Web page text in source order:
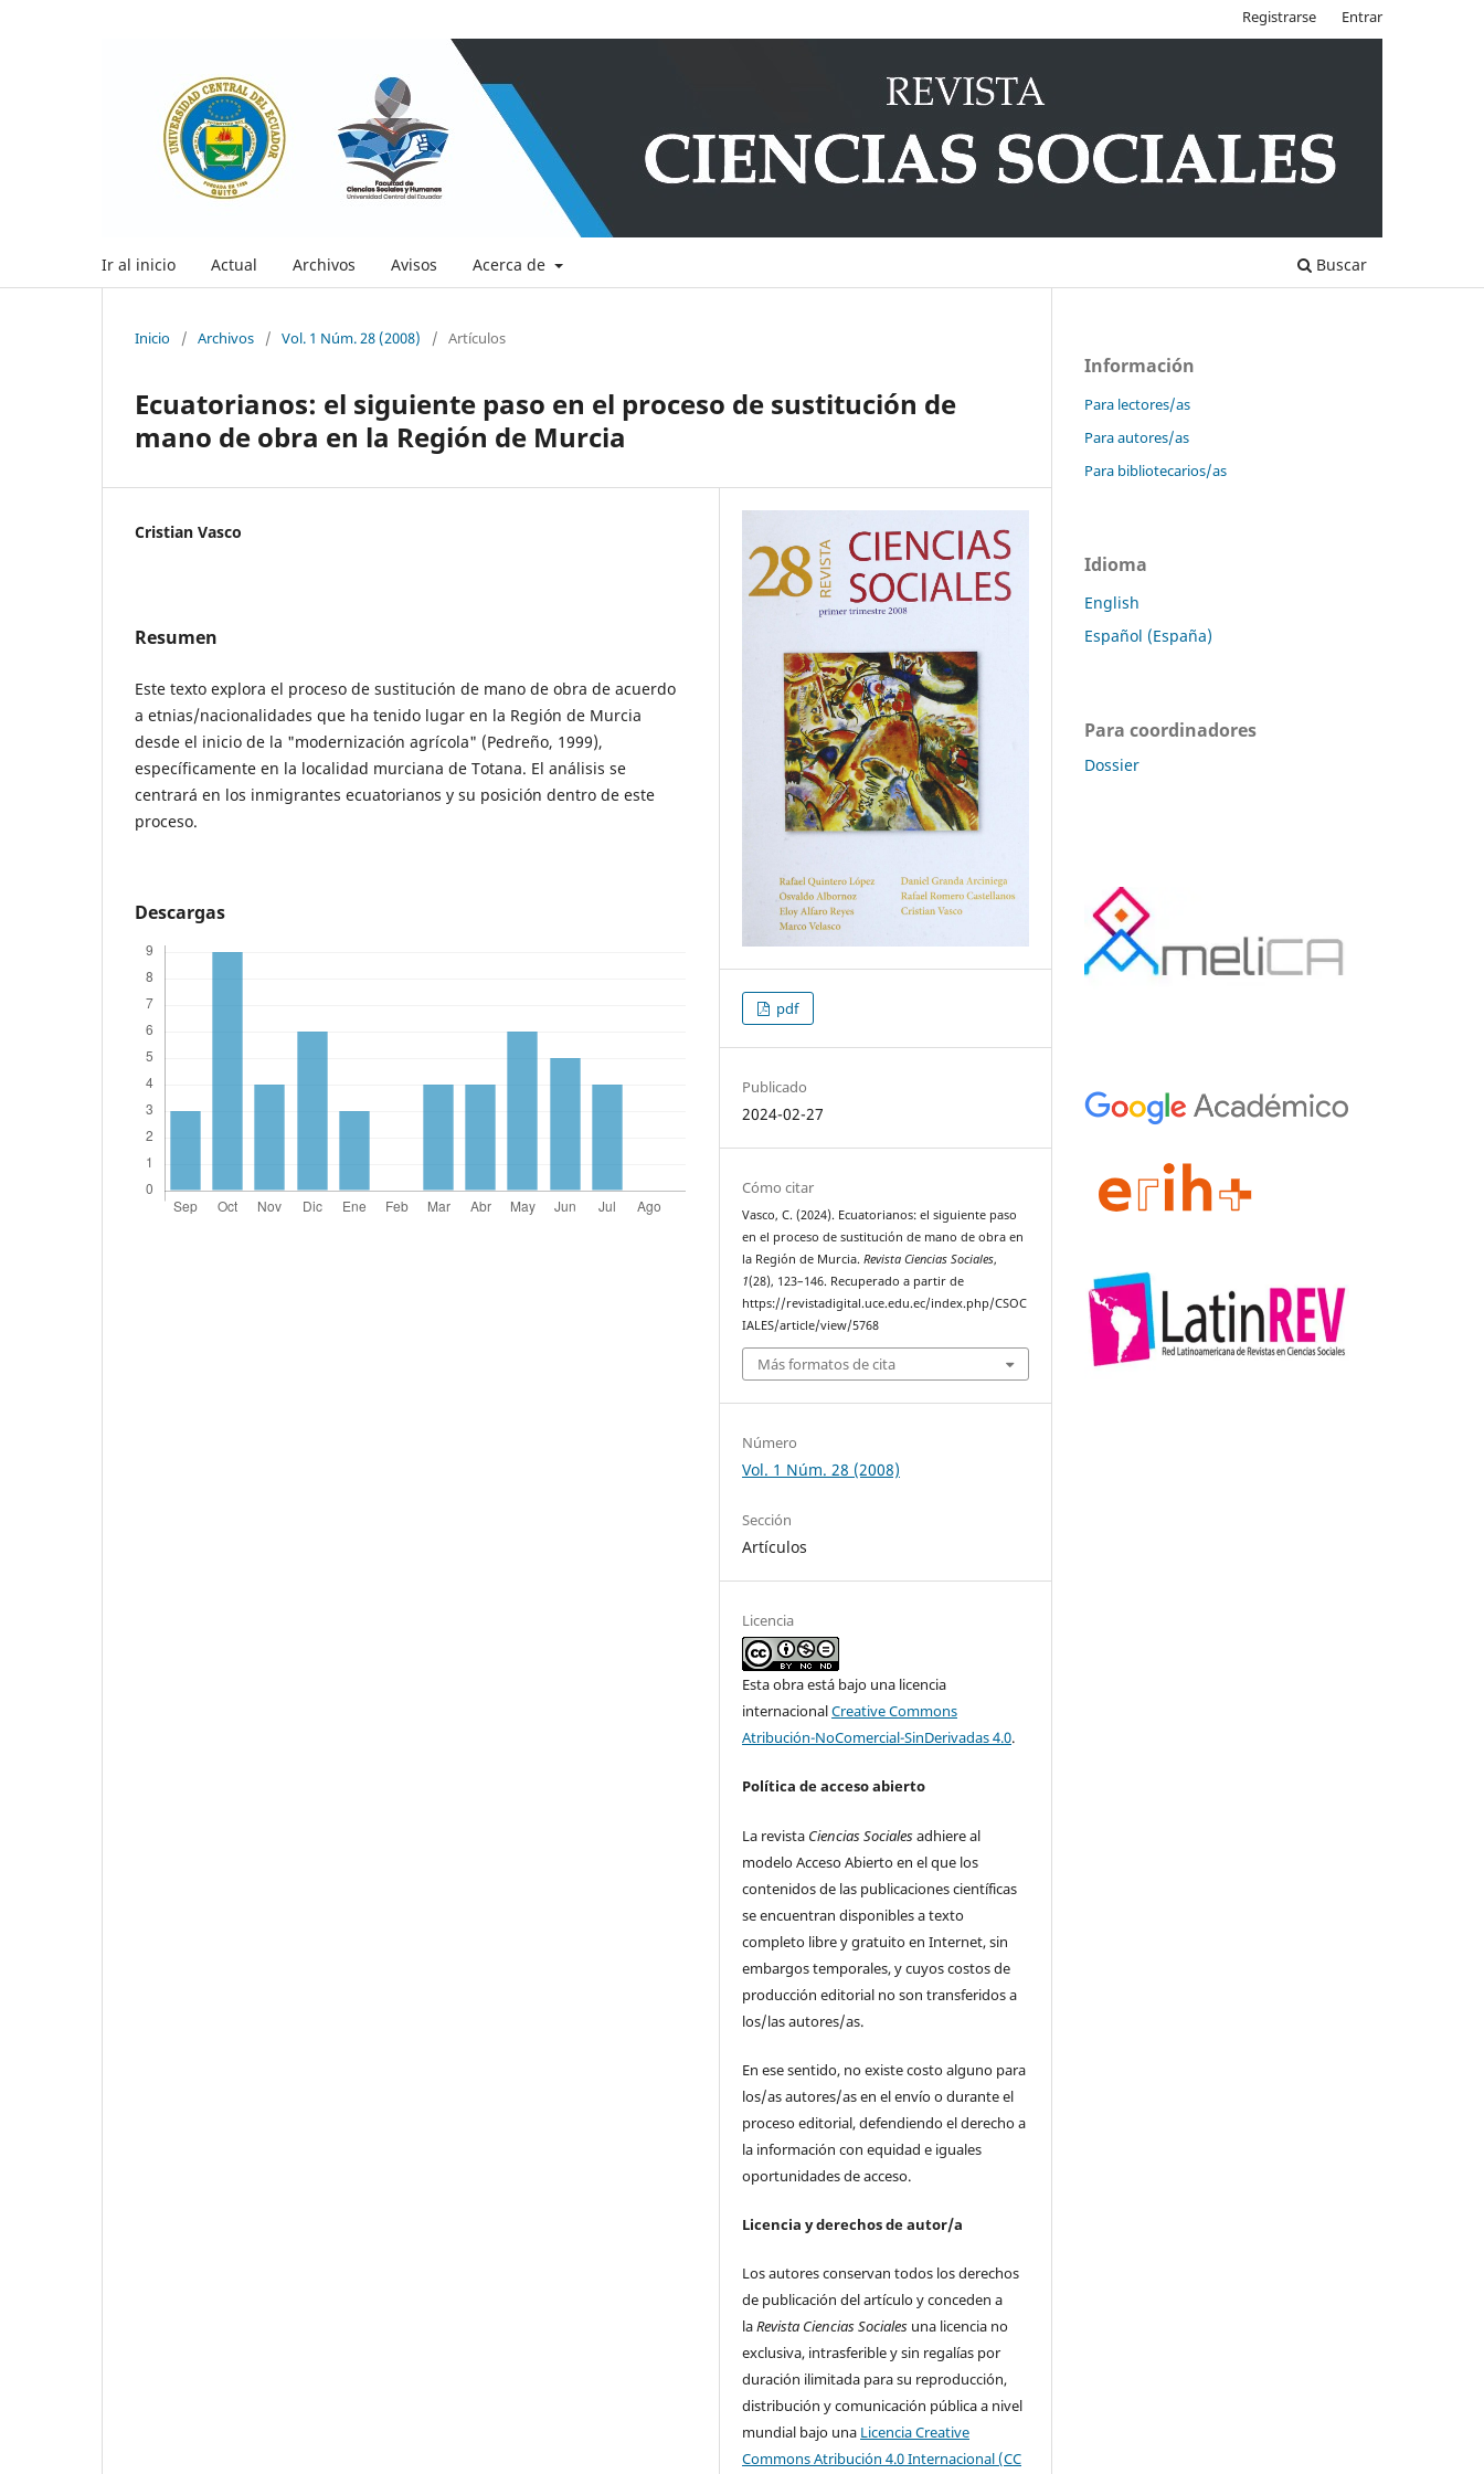
Ir al inicio Actual Archivos Avisos Acerca de Buscar
Registrarse Entrar
Inicio / Archivos / Vol. 1 Núm. 28 (2008) / Artículos
Ecuatorianos: el siguiente paso en el proceso de sustitución de
mano de obra en la Región de Murcia
Cristian Vasco
Resumen
Este texto explora el proceso de sustitución de mano de obra de acuerdo
a etnias/nacionalidades que ha tenido lugar en la Región de Murcia
desde el inicio de la "modernización agrícola" (Pedreño, 1999),
específicamente en la localidad murciana de Totana. El análisis se
centrará en los inmigrantes ecuatorianos y su posición dentro de este
proceso.
Descargas
pdf
Publicado
2024-02-27
Cómo citar
Vasco, C. (2024). Ecuatorianos: el siguiente paso
en el proceso de sustitución de mano de obra en
la Región de Murcia.Revista Ciencias Sociales,
1(28), 123–146. Recuperado a partir de
https://revistadigital.uce.edu.ec/index.php/CSOC
IALES/article/view/5768
Más formatos de cita
Número
Vol. 1 Núm. 28 (2008)
Sección
Artículos
Licencia
Esta obra está bajo una licencia
internacionalCreative Commons
Atribución-NoComercial-SinDerivadas 4.0.
Política de acceso abierto
La revista Ciencias Socialesadhiere al
modelo Acceso Abierto en el que los
contenidos de las publicaciones científicas
se encuentran disponibles a texto
completo libre y gratuito en Internet, sin
embargos temporales, y cuyos costos de
producción editorial no son transferidos a
los/las autores/as.
En ese sentido, no existe costo alguno para
los/as autores/as en el envío o durante el
proceso editorial, defendiendo el derecho a
la información con equidad e iguales
oportunidades de acceso.
Licencia y derechos de autor/a
Los autores conservan todos los derechos
de publicación del artículo y conceden a
laRevista Ciencias Sociales una licencia no
exclusiva, intrasferible y sin regalías por
duración ilimitada para su reproducción,
distribución y comunicación pública a nivel
mundial bajo una Licencia Creative
Commons Atribución 4.0 Internacional (CC
Información
Para lectores/as
Para autores/as
Para bibliotecarios/as
Idioma
English
Español (España)
Para coordinadores
Dossier